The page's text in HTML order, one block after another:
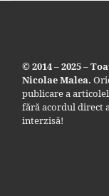
© 2014 – 2025 –
Nicolae Malea.
publicare a
fără acordul direct
interzisă!